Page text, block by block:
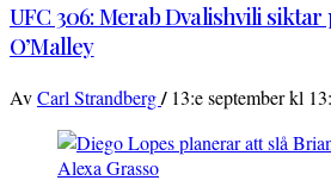
UFC 306: Merab Dvalishvili siktar
O’Malley
AvCarl Strandberg/ 13:e september kl